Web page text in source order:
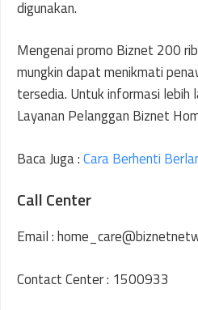
digunakan.
Mengenai promo Biznet 200
mungkin dapat menikmati
tersedia. Untuk informasi lebih
Layanan Pelanggan Biznet
Baca Juga :Cara Berhenti
Call Center
Email :
Contact Center : 1500933